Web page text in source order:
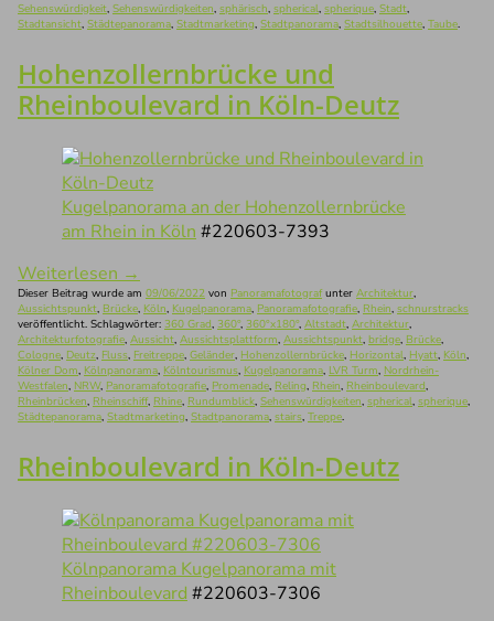
Sehenswürdigkeit, Sehenswürdigkeiten, sphärisch, spherical, spherique, Stadt,
Stadtansicht, Städtepanorama, Stadtmarketing, Stadtpanorama, Stadtsilhouette, Taube.
Hohenzollernbrücke und
Rheinboulevard in Köln-Deutz
Kugelpanorama an der Hohenzollernbrücke
am Rhein in Köln #220603-7393
Weiterlesen →
Dieser Beitrag wurde am 09/06/2022 von Panoramafotografunter Architektur,
Aussichtspunkt, Brücke, Köln, Kugelpanorama, Panoramafotografie, Rhein, schnurstracks
veröffentlicht. Schlagwörter: 360 Grad, 360°, 360°x180°, Altstadt, Architektur,
Architekturfotografie, Aussicht, Aussichtsplattform, Aussichtspunkt, bridge, Brücke,
Cologne, Deutz, Fluss, Freitreppe, Geländer, Hohenzollernbrücke, Horizontal, Hyatt, Köln,
Kölner Dom, Kölnpanorama, Kölntourismus, Kugelpanorama, LVR Turm, Nordrhein-
Westfalen, NRW, Panoramafotografie, Promenade, Reling, Rhein, Rheinboulevard,
Rheinbrücken, Rheinschiff, Rhine, Rundumblick, Sehenswürdigkeiten, spherical, spherique,
Städtepanorama, Stadtmarketing, Stadtpanorama, stairs, Treppe.
Rheinboulevard in Köln-Deutz
Kölnpanorama Kugelpanorama mit
Rheinboulevard #220603-7306